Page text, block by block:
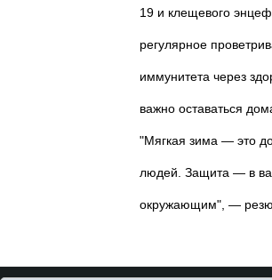
19 и клещевого
регулярное
иммунитета через
важно оставаться
"Мягкая зима — это
людей. Защита — в
окружающим", —